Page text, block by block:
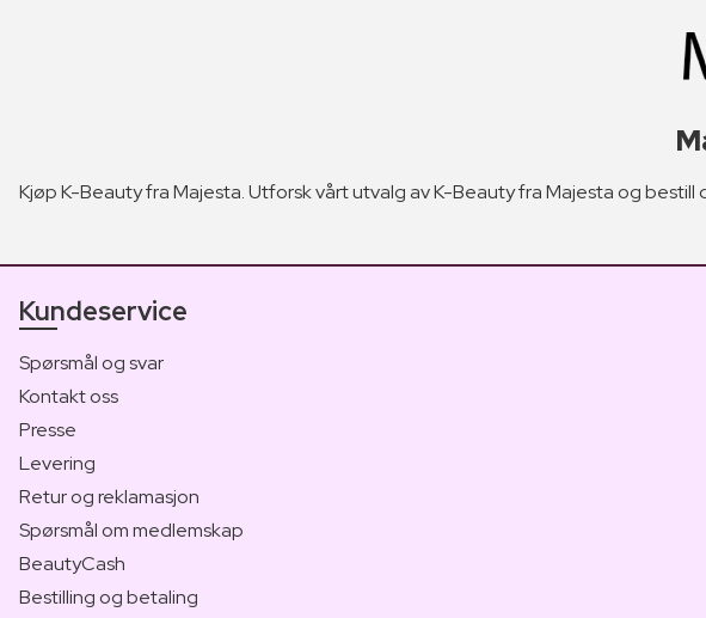
Kjøp K-Beauty fra Majesta. Utforsk vårt utvalg av K-Beauty fra Majesta og bestill
Kundeservice
Spørsmål og svar
Kontakt oss
Presse
Levering
Retur og reklamasjon
Spørsmål om medlemskap
BeautyCash
Bestilling og betaling